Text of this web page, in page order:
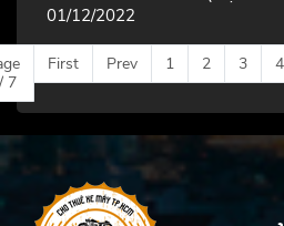
01/12/2022
7
First Prev 1 2 3 4